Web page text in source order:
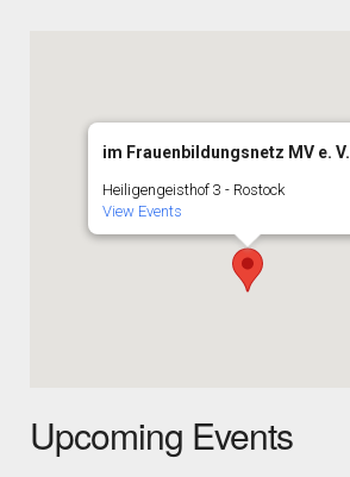
im Frauenbildungsnetz MV e. V.
Heiligengeisthof 3 - Rostock
View Events
Upcoming Events